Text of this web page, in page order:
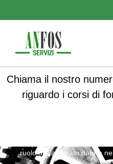
Chiama il nostro
riguardo i corsi di
ruolo dell’attestato datore